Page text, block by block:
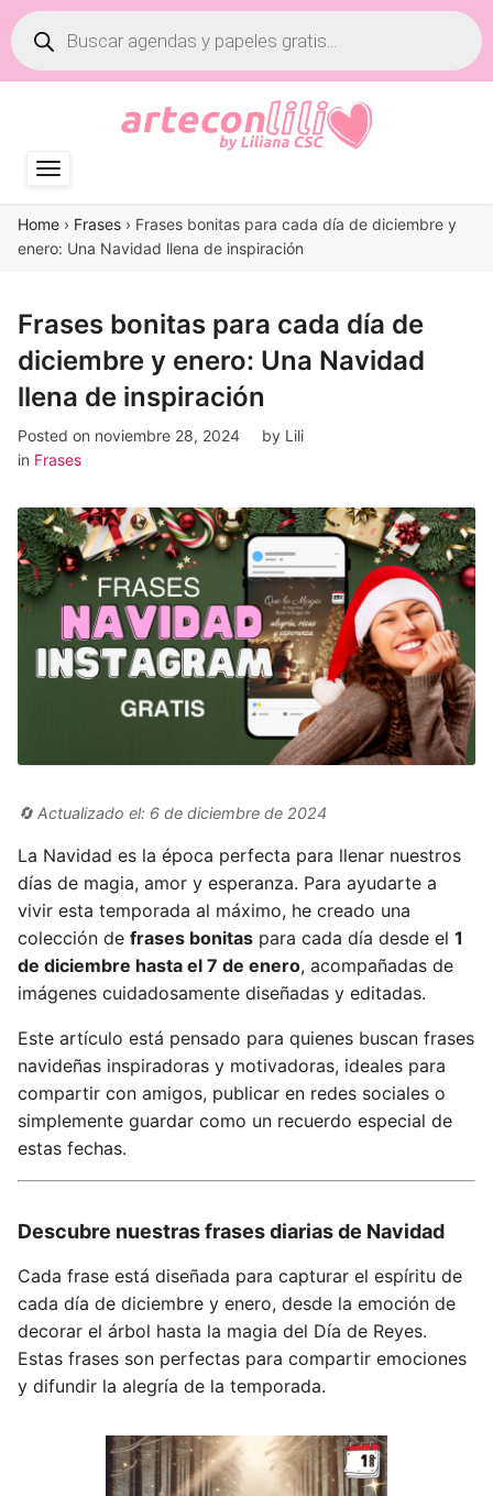
Búsqueda
de
productos
Home › Frases › Frases bonitas para cada día de diciembre y
enero: Una Navidad llena de inspiración
Frases bonitas para cada día de
diciembre y enero: Una Navidad
llena de inspiración
Posted on noviembre 28, 2024 by Lili
in Frases
🔄 Actualizado el: 6 de diciembre de 2024
La Navidad es la época perfecta para llenar nuestros
días de magia, amor y esperanza. Para ayudarte a
vivir esta temporada al máximo, he creado una
colección de frases bonitas para cada día desde el 1
de diciembre hasta el 7 de enero, acompañadas de
imágenes cuidadosamente diseñadas y editadas.
Este artículo está pensado para quienes buscan frases
navideñas inspiradoras y motivadoras, ideales para
compartir con amigos, publicar en redes sociales o
simplemente guardar como un recuerdo especial de
estas fechas.
Descubre nuestras frases diarias de Navidad
Cada frase está diseñada para capturar el espíritu de
cada día de diciembre y enero, desde la emoción de
decorar el árbol hasta la magia del Día de Reyes.
Estas frases son perfectas para compartir emociones
y difundir la alegría de la temporada.